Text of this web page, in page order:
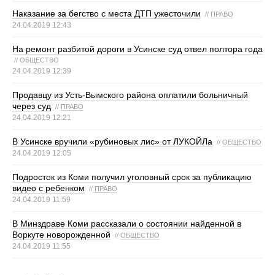
Наказание за бегство с места ДТП ужесточили // ПРАВО
24.04.2019 12:43
На ремонт разбитой дороги в Усинске суд отвел полтора года
// ОБЩЕСТВО
24.04.2019 12:39
Продавцу из Усть-Вымского района оплатили больничный
через суд // ПРАВО
24.04.2019 12:21
В Усинске вручили «рубиновых лис» от ЛУКОЙЛа // ОБЩЕСТВО
24.04.2019 12:05
Подросток из Коми получил уголовный срок за публикацию
видео с ребенком
// ПРАВО
24.04.2019 11:59
В Минздраве Коми рассказали о состоянии найденной в
Воркуте новорожденной
// ОБЩЕСТВО
24.04.2019 11:55